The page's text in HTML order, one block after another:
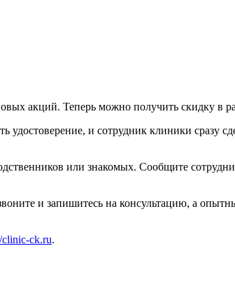
акций. Теперь можно получить скидку в
удостоверение, и сотрудник клиники сразу
или знакомых. Сообщите
и запишитесь на консультацию, а
clinic-ck.ru.